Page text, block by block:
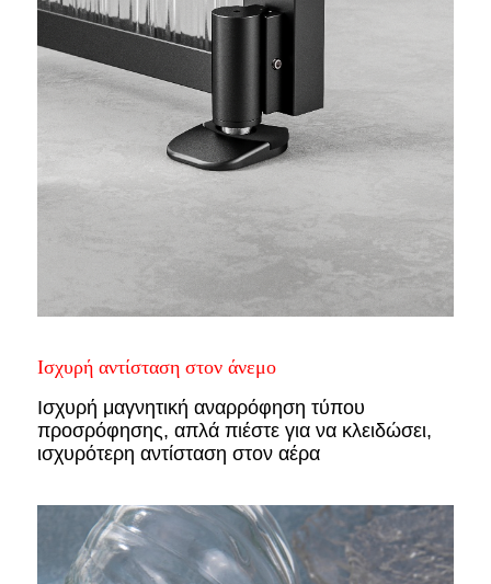
Ισχυρή αντίσταση στον άνεμο
Ισχυρή μαγνητική αναρρόφηση τύπου
προσρόφησης, απλά πιέστε για να κλειδώσει,
ισχυρότερη αντίσταση στον αέρα